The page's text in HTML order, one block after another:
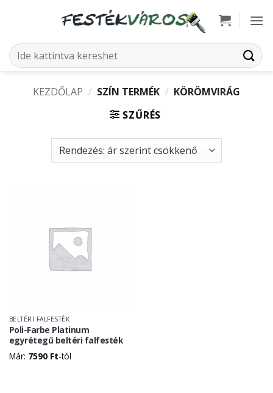
Keresés
a
KEZDŐLAP / SZÍN TERMÉK / KÖRÖMVIRÁG
SZŰRÉS
BELTÉRI FALFESTÉK
Poli-Farbe Platinum
egyrétegű beltéri falfesték
Már: 7590 Ft-tól